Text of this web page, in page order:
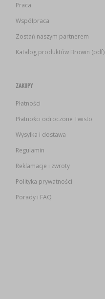
Praca
Współpraca
Zostań naszym partnerem
Katalog produktów Browin (pdf)
ZAKUPY
Płatności
Płatności odroczone Twisto
Wysyłka i dostawa
Regulamin
Reklamacje i zwroty
Polityka prywatności
Porady i FAQ